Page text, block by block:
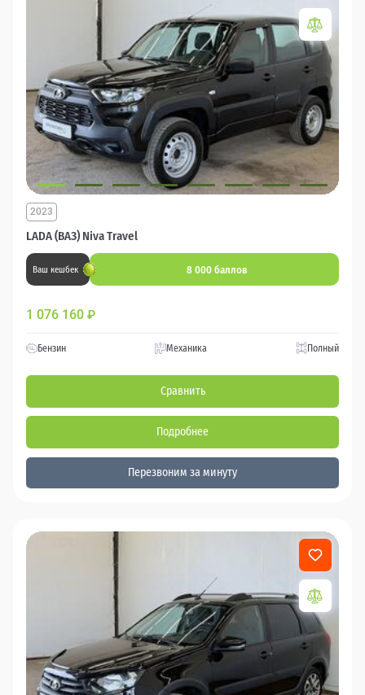
LADA (ВАЗ) Niva Travel
2023
Ваш кешбек 8 000 баллов
1 076 160 ₽
Бензин Механика Полный
Сравнить
Подробнее
Перезвоним за минуту